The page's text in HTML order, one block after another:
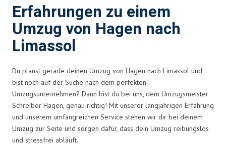
Erfahrungen zu einem
Umzug von Hagen nach
Limassol
Du planst gerade deinen Umzug von Hagen nach Limassol und
bist noch auf der Suche nach dem perfekten
Umzugsunternehmen? Dann bist du bei uns, dem Umzugsmeister
Schreiber Hagen, genau richtig! Mit unserer langjährigen Erfahrung
und unserem umfangreichen Service stehen wir dir bei deinem
Umzug zur Seite und sorgen dafür, dass dein Umzug reibungslos
und stressfrei abläuft.